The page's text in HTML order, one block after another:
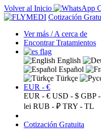
Volver al Inicio
Cotización
Ver más / A cerca de
Encontrar Tratamientos
English
Español
Türkçe
EUR - €
EUR - € USD - $ GBP
lei RUB - ₽ TRY - TL
Cotización Gratuita